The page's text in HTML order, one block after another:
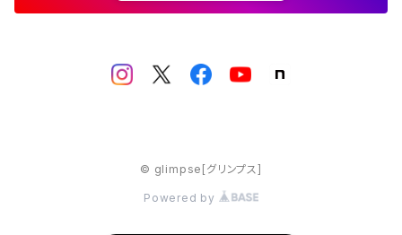
© glimpse[グリンプス]
Powered by